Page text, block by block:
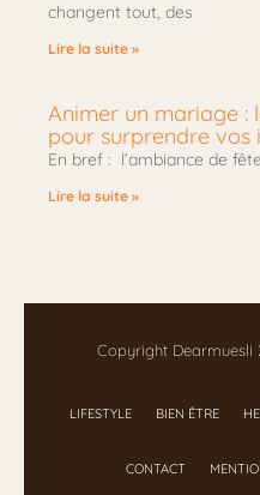
changent tout, des
Lire la suite »
Animer un mariage :
pour surprendre vos
En bref : l’ambiance de
Lire la suite »
Copyright Dearmuesli
LIFESTYLE BIEN ÊTRE
CONTACT